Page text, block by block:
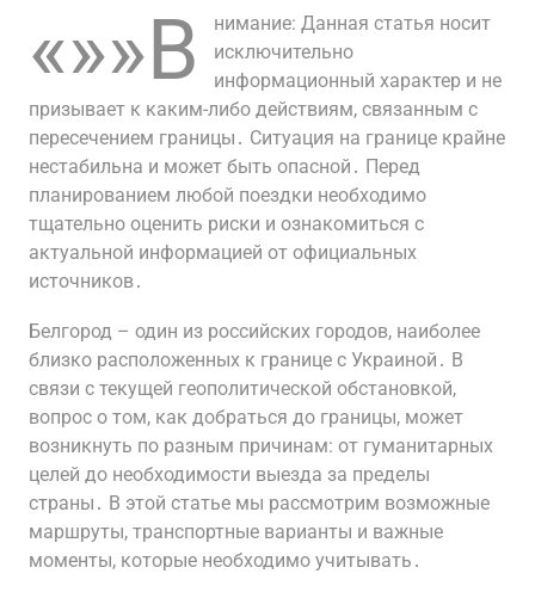
«»»В
нимание: Данная статья носит
исключительно
информационный характер и не
призывает к каким-либо действиям, связанным с
пересечением границы․ Ситуация на границе крайне
нестабильна и может быть опасной․ Перед
планированием любой поездки необходимо
тщательно оценить риски и ознакомиться с
актуальной информацией от официальных
источников․
Белгород – один из российских городов, наиболее
близко расположенных к границе с Украиной․ В
связи с текущей геополитической обстановкой,
вопрос о том, как добраться до границы, может
возникнуть по разным причинам: от гуманитарных
целей до необходимости выезда за пределы
страны․ В этой статье мы рассмотрим возможные
маршруты, транспортные варианты и важные
моменты, которые необходимо учитывать․